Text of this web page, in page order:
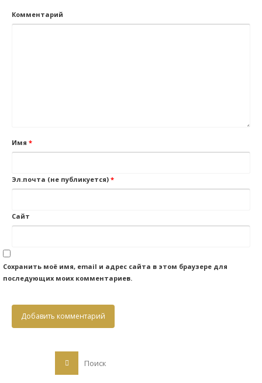
Комментарий
Имя *
Эл.почта (не публикуется) *
Сайт
Сохранить моё имя, email и адрес сайта в этом браузере для
последующих моих комментариев.